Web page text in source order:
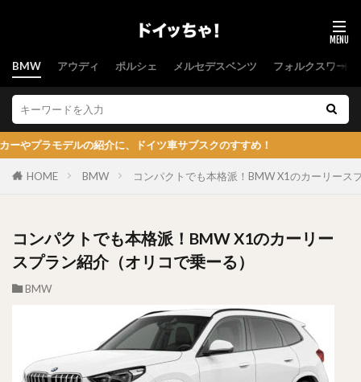
BMW アウディ ポルシェ メルセデスベンツ フォルクスワーゲ
ルの紹介に、ドイツ車サブスクのすすめ！
HOME BMW コンパクトでも本格派！BMW X1のカーリース
コンパクトでも本格派！BMW X1のカーリー
スプラン紹介（オリコで乗ーる）
BMW